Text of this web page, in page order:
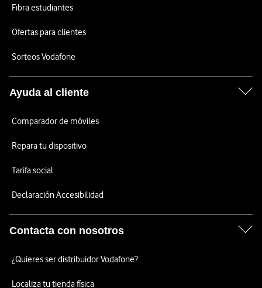
Fibra estudiantes
Ofertas para clientes
Sorteos Vodafone
Ayuda al cliente
Comparador de móviles
Repara tu dispositivo
Tarifa social
Declaración Accesibilidad
Contacta con nosotros
¿Quieres ser distribuidor Vodafone?
Localiza tu tienda física